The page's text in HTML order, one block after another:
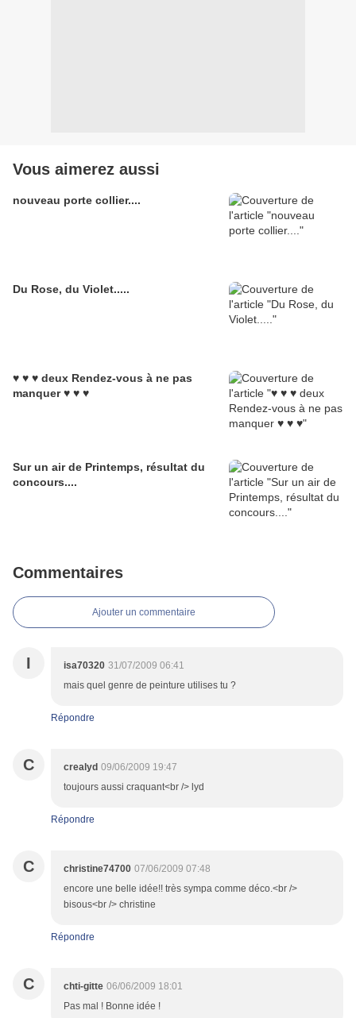
Vous aimerez aussi
nouveau porte collier....
Du Rose, du Violet.....
♥ ♥ ♥ deux Rendez-vous à ne pas
manquer ♥ ♥ ♥
Sur un air de Printemps, résultat du
concours....
Commentaires
Ajouter un commentaire
I isa70320 31/07/2009 06:41
mais quel genre de peinture utilises tu ?
Répondre
C crealyd 09/06/2009 19:47
toujours aussi craquant<br /> lyd
Répondre
C christine74700 07/06/2009 07:48
encore une belle idée!! très sympa comme déco.<br />
bisous<br /> christine
Répondre
C chti-gitte 06/06/2009 18:01
Pas mal ! Bonne idée !